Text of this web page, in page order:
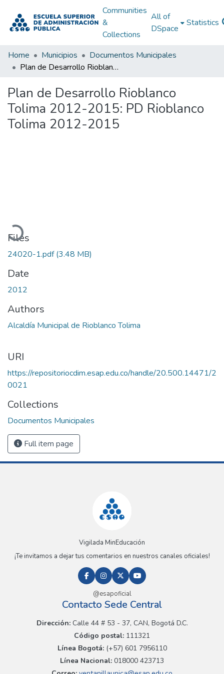
Communities
&
Collections
All of
DSpace
Statistics
Home Municipios
Documentos Municipales
Plan de Desarrollo Rioblanco Tolima 2012-2015: PD Rioblanco Tolima 2012-2015
Plan de Desarrollo Rioblanco
Tolima 2012-2015: PD Rioblanco
Tolima 2012-2015
Loading...
Files
24020-1.pdf(3.48 MB)
Date
2012
Authors
Alcaldía Municipal de Rioblanco Tolima
URI
https://repositoriocdim.esap.edu.co/handle/20.500.14471/2
0021
Collections
Documentos Municipales
Full item page
Vigilada MinEducación
¡Te invitamos a dejar tus comentarios en nuestros canales oficiales!
@esapoficial
Contacto Sede Central
Dirección:Calle 44 # 53 - 37, CAN, Bogotá D.C.
Código postal: 111321
Línea Bogotá:(+57) 601 7956110
Línea Nacional: 018000 423713